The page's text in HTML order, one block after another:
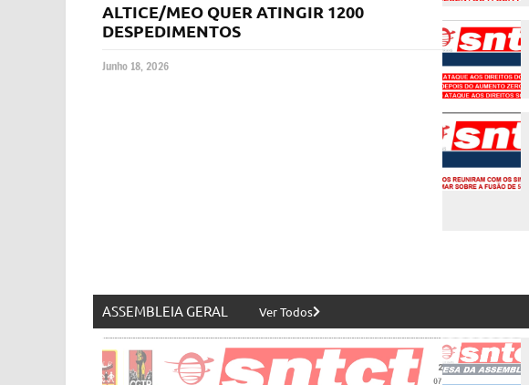
ALTICE/MEO QUER ATINGIR 1200
DESPEDIMENTOS
Junho 18, 2026
ASSEMBLEIA GERAL Ver Todos